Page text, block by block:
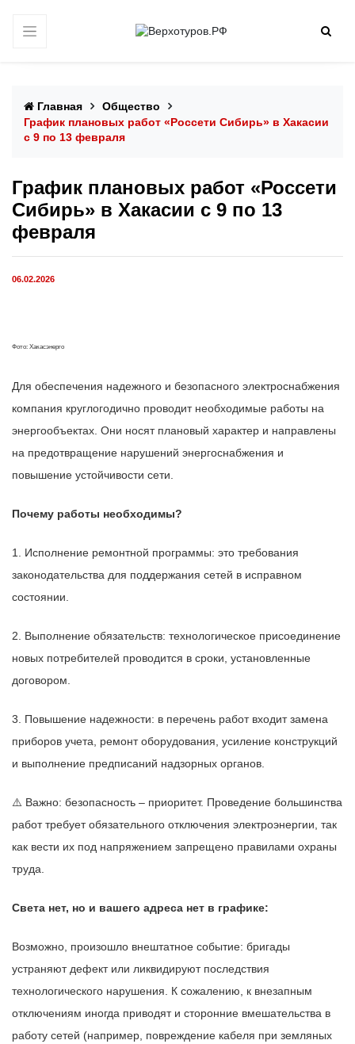
Главная
Общество
График плановых работ «Россети Сибирь» в Хакасии
с 9 по 13 февраля
График плановых работ «Россети
Сибирь» в Хакасии с 9 по 13
февраля
06.02.2026
Фото: Хакасэнерго
Для обеспечения надежного и безопасного электроснабжения
компания круглогодично проводит необходимые работы на
энергообъектах. Они носят плановый характер и направлены
на предотвращение нарушений энергоснабжения и
повышение устойчивости сети.
Почему работы необходимы?
1. Исполнение ремонтной программы: это требования
законодательства для поддержания сетей в исправном
состоянии.
2. Выполнение обязательств: технологическое присоединение
новых потребителей проводится в сроки, установленные
договором.
3. Повышение надежности: в перечень работ входит замена
приборов учета, ремонт оборудования, усиление конструкций
и выполнение предписаний надзорных органов.
⚠️ Важно: безопасность – приоритет. Проведение большинства
работ требует обязательного отключения электроэнергии, так
как вести их под напряжением запрещено правилами охраны
труда.
Света нет, но и вашего адреса нет в графике:
Возможно, произошло внештатное событие: бригады
устраняют дефект или ликвидируют последствия
технологического нарушения. К сожалению, к внезапным
отключениям иногда приводят и сторонние вмешательства в
работу сетей (например, повреждение кабеля при земляных